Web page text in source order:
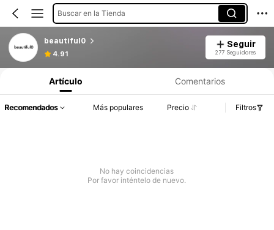
Buscar en la Tienda
beautiful0
4.91
Seguir
277 Seguidores
Artículo Comentarios
Recomendados Más populares Precio Filtros
No hay coincidencias
Por favor inténtelo de nuevo.